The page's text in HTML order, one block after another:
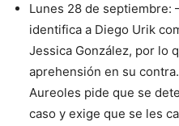
Lunes 28 de septiembre:
identifica a Diego Urik
Jessica González, por lo
aprehensión en su
Aureoles pide que se
caso y exige que se les